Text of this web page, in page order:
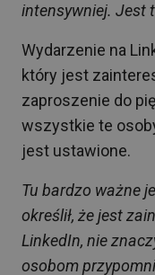
intensywniej. Jest
Wydarzenie na
który jest
zaproszenie do
wszystkie te
jest ustawione.
Tu bardzo ważne
określił, że jest
LinkedIn, nie
osobom